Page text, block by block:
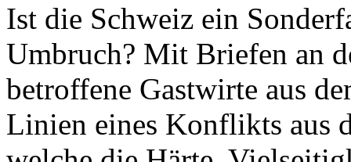
Ist die Schweiz ein
Umbruch? Mit Briefen an
betroffene Gastwirte aus
Linien eines Konflikts aus